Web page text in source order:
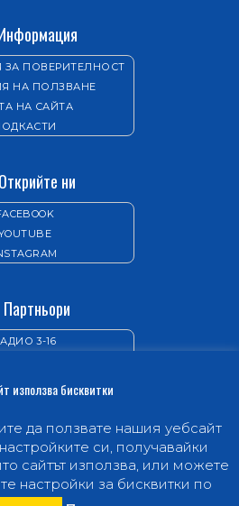
ЗА ПОВЕРИТЕЛНОСТ
НА ПОЛЗВАНЕ
НА САЙТА
Открийте ни
Партньори
3-16
Channel Bulgaria -Телевизията,
живота ви.
използва бисквитки
да ползвате нашия уебсайт
си, получавайки
сайтът използва, или можете
настройки за бисквитки по